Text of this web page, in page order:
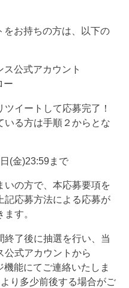
をお持ちの方は、以下の
公式アカウント
ー
イートして応募完了！
る方は手順２からとな
(金)23:59まで
いの方で、本応募要項を
記応募方法による応募が
す。
終了後に抽選を行い、当
公式アカウントから
能にてご連絡いたしま
り多少前後する場合がご